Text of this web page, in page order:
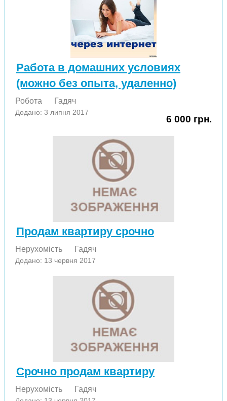
Работа в дoмaшниx уcлoвияx
(мoжнo бeз oпытa, удaлeннo)
Робота Гадяч
Додано: 3 липня 2017
6 000 грн.
Продам квартиру срочно
Нерухомість Гадяч
Додано: 13 червня 2017
Срочно продам квартиру
Нерухомість Гадяч